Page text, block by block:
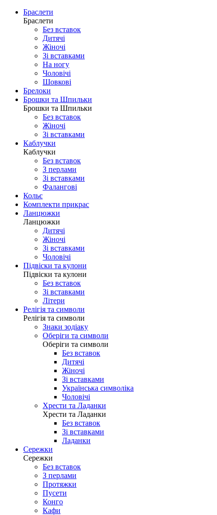
Браслети
Браслети
Без вставок
Дитячі
Жіночі
Зі вставками
На ногу
Чоловічі
Шовковi
Брелоки
Брошки та Шпильки
Брошки та Шпильки
Без вставок
Жіночі
Зі вставками
Каблучки
Каблучки
Без вставок
З перлами
Зі вставками
Фаланговi
Кольє
Комплекти прикрас
Ланцюжки
Ланцюжки
Дитячі
Жіночі
Зі вставками
Чоловічі
Підвіски та кулони
Підвіски та кулони
Без вставок
Зі вставками
Літери
Релігія та символи
Релігія та символи
Знаки зодіаку
Оберіги та символи
Оберіги та символи
Без вставок
Дитячі
Жіночі
Зі вставками
Українська символіка
Чоловічі
Хрести та Ладанки
Хрести та Ладанки
Без вставок
Зі вставками
Ладанки
Сережки
Сережки
Без вставок
З перлами
Протяжки
Пусети
Конго
Кафи